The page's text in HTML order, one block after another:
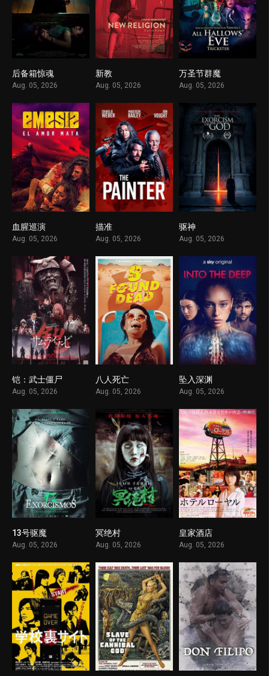
后备箱惊魂
Aug. 05, 2026
新教
Aug. 05, 2026
万圣节群魔
Aug. 05, 2026
血腥巡演
Aug. 05, 2026
描准
Aug. 05, 2026
驱神
Aug. 05, 2026
铠：武士僵尸
Aug. 05, 2026
八人死亡
Aug. 05, 2026
坠入深渊
Aug. 05, 2026
13号驱魔
Aug. 05, 2026
冥绝村
Aug. 05, 2026
皇家酒店
Aug. 05, 2026